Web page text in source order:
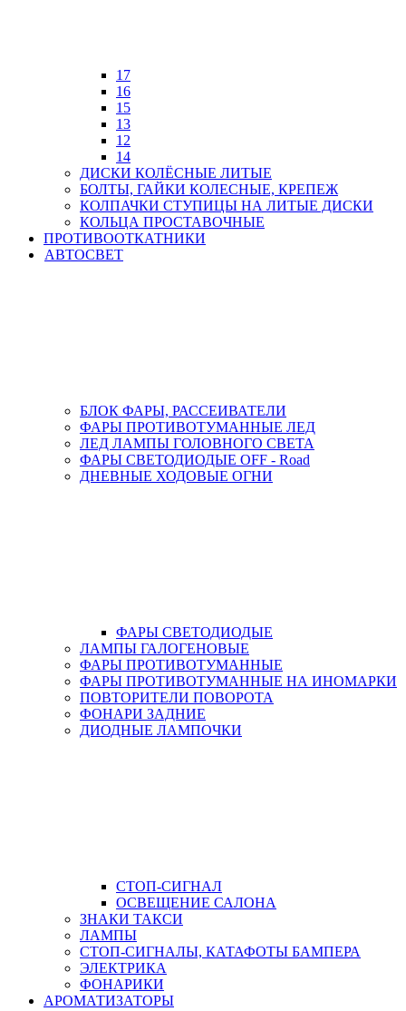
17
16
15
13
12
14
ДИСКИ КОЛЁСНЫЕ ЛИТЫЕ
БОЛТЫ, ГАЙКИ КОЛЕСНЫЕ, КРЕПЕЖ
КОЛПАЧКИ СТУПИЦЫ НА ЛИТЫЕ ДИСКИ
КОЛЬЦА ПРОСТАВОЧНЫЕ
ПРОТИВООТКАТНИКИ
АВТОСВЕТ
БЛОК ФАРЫ, РАССЕИВАТЕЛИ
ФАРЫ ПРОТИВОТУМАННЫЕ ЛЕД
ЛЕД ЛАМПЫ ГОЛОВНОГО СВЕТА
ФАРЫ СВЕТОДИОДЫЕ OFF - Road
ДНЕВНЫЕ ХОДОВЫЕ ОГНИ
ФАРЫ СВЕТОДИОДЫЕ
ЛАМПЫ ГАЛОГЕНОВЫЕ
ФАРЫ ПРОТИВОТУМАННЫЕ
ФАРЫ ПРОТИВОТУМАННЫЕ НА ИНОМАРКИ
ПОВТОРИТЕЛИ ПОВОРОТА
ФОНАРИ ЗАДНИЕ
ДИОДНЫЕ ЛАМПОЧКИ
СТОП-СИГНАЛ
ОСВЕЩЕНИЕ САЛОНА
ЗНАКИ ТАКСИ
ЛАМПЫ
СТОП-СИГНАЛЫ, КАТАФОТЫ БАМПЕРА
ЭЛЕКТРИКА
ФОНАРИКИ
АРОМАТИЗАТОРЫ